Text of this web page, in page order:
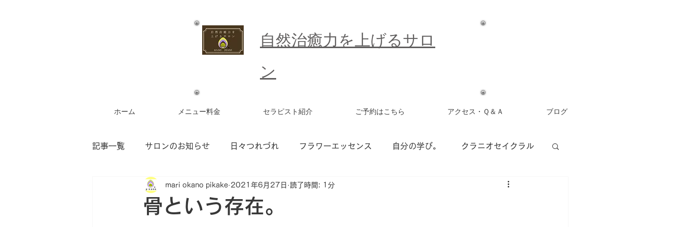
​自然治癒力を上げるサロ
ン
ホーム メニュー料金 セラピスト紹介 ご予約はこちら アクセス・Ｑ＆Ａ ブログ
記事一覧 サロンのお知らせ 日々つれづれ フラワーエッセンス 自分の学び。 クラニオセイクラル
お客様からのご感想 フラワーエッセンス セッション アロマセラピー
骨という存在。
mari okano pikake 2021年6月27日 読了時間: 1分